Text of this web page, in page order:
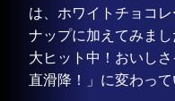
は、ホワイトチョコ
ナップに加えてみま
大ヒット中！おいし
直滑降！」に変わって